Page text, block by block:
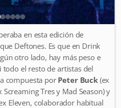
en esta edición de
Deftones. Es que en Drink
otro lado, hay más peso e
el resto de artistas del
compuesta por Peter Buck(ex
Screaming Tres y Mad Season) y
Eleven, colaborador habitual